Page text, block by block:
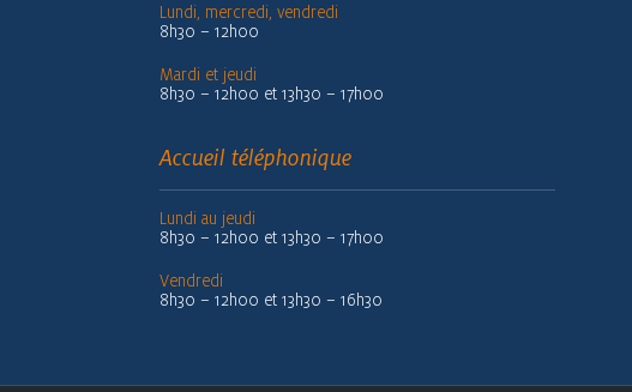
Lundi, mercredi, vendredi
8h30 – 12h00
Mardi et jeudi
8h30 – 12h00 et 13h30 – 17h00
Accueil téléphonique
Lundi au jeudi
8h30 – 12h00 et 13h30 – 17h00
Vendredi
8h30 – 12h00 et 13h30 – 16h30